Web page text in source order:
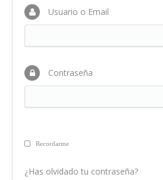
Usuario o Email
Contraseña
Recordarme
¿Has olvidado tu contraseña?